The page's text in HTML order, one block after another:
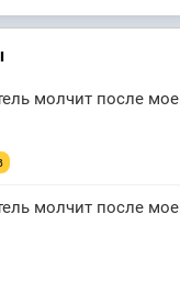
молчит после
молчит после